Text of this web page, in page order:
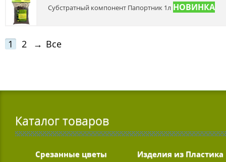
Субстратный компонент Папортник 1л
1 2 → Все
Каталог товаров
Срезанные цветы Изделия из Пластика